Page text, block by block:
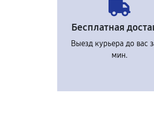
Бесплатная
Выезд курьера до вас
мин.